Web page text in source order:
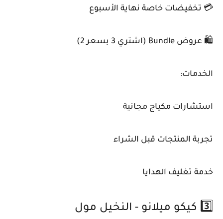
💳 تخفيضات خاصة نهاية الأسبوع
🛍️ عروض Bundle (اشتري 3 بسعر 2)
الخدمات:
استشارات مكياج مجانية
تجربة المنتجات قبل الشراء
خدمة تغليف الهدايا
3️⃣ كيكو ميلانو - النخيل مول